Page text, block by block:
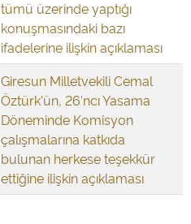
tümü üzerinde yaptığı
konuşmasındaki bazı
ifadelerine ilişkin açıklaması
Giresun Milletvekili Cemal
Öztürk'ün, 26'ncı Yasama
Döneminde Komisyon
çalışmalarına katkıda
bulunan herkese teşekkür
ettiğine ilişkin açıklaması